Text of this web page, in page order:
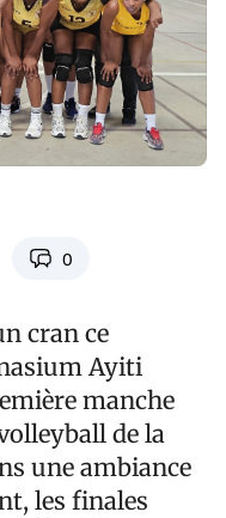
0
cran ce
Ayiti
manche
de la
une ambiance
les finales